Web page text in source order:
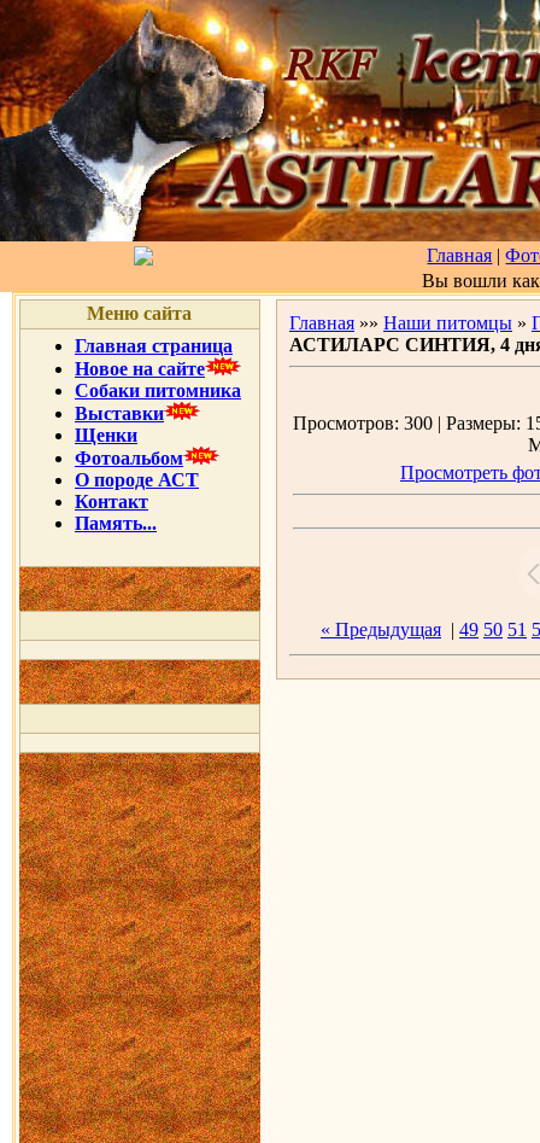
Главная |
Вы вошли
Меню сайта
Главная страница
Новое на сайте
Собаки питомника
Выставки
Щенки
Фотоальбом
О породе АСТ
Контакт
Память...
Главная »» Наши питомцы »
АСТИЛАРС СИНТИЯ, 4
Просмотров: 300 | Размеры:
Просмотреть
« Предыдущая | 49 50 51